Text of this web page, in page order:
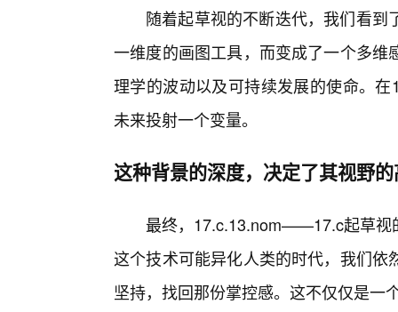
随着起草视的不断迭代，我们看
一维度的画图工具，而变成了一个多
理学的波动以及可持续发展的使命。
未来投射一个变量。
这种背景的深度，决定了其视野
最终，17.c.13.nom——17.c起草视
这个技术可能异化人类的时代，我们
坚持，找回那份掌控感。这不仅仅是一